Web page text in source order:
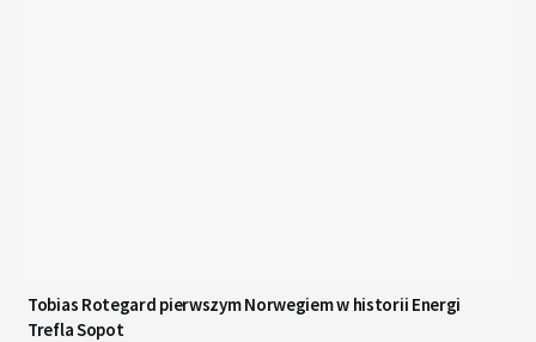
Tobias Rotegard pierwszym Norwegiem w historii Energi
Trefla Sopot